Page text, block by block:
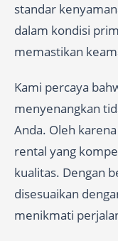
standar
dalam kondisi
memastikan
Kami percaya
menyenangkan
Anda. Oleh
rental yang
kualitas. Dengan
disesuaikan
menikmati